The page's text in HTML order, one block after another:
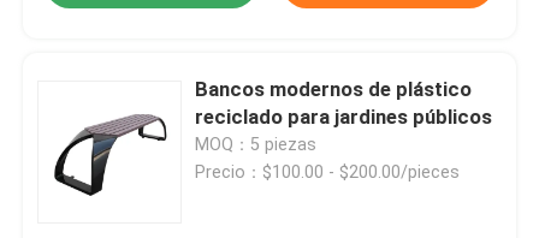
Bancos modernos de plástico
reciclado para jardines públicos
MOQ：5 piezas
Precio：$100.00 - $200.00/pieces